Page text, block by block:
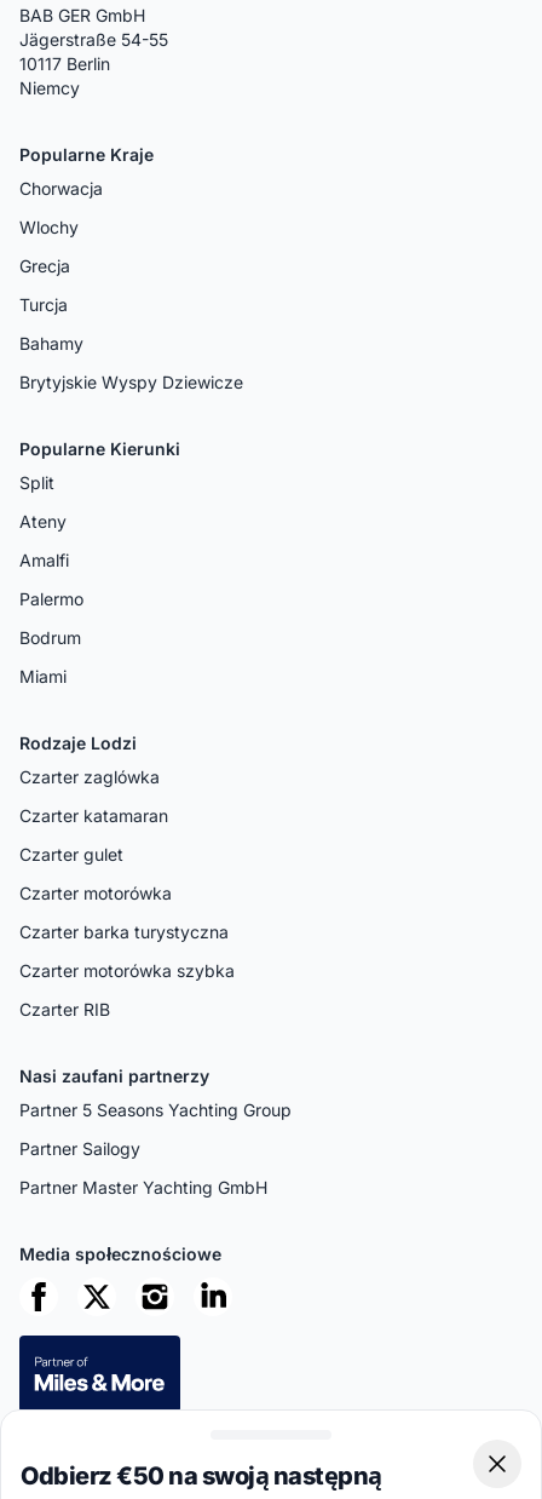
BAB GER GmbH
Jägerstraße 54-55
10117 Berlin
Niemcy
Popularne Kraje
Chorwacja
Wlochy
Grecja
Turcja
Bahamy
Brytyjskie Wyspy Dziewicze
Popularne Kierunki
Split
Ateny
Amalfi
Palermo
Bodrum
Miami
Rodzaje Lodzi
Czarter zaglówka
Czarter katamaran
Czarter gulet
Czarter motorówka
Czarter barka turystyczna
Czarter motorówka szybka
Czarter RIB
Nasi zaufani partnerzy
Partner 5 Seasons Yachting Group
Partner Sailogy
Partner Master Yachting GmbH
Media społecznościowe
Odbierz €50 na swoją następną